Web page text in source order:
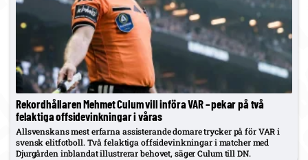
Rekordhållaren Mehmet Culum vill införa VAR – pekar på två
felaktiga offsidevinkningar i våras
Allsvenskans mest erfarna assisterande domare trycker på för VAR i
svensk elitfotboll. Två felaktiga offsidevinkningar i matcher med
Djurgården inblandat illustrerar behovet, säger Culum till DN.